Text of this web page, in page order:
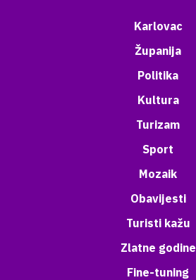
Karlovac
Županija
Politika
Kultura
Turizam
Sport
Mozaik
Obavijesti
Turisti kažu
Zlatne godine
Fine-tuning